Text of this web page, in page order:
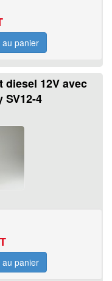
diesel 12V avec
SV12-4